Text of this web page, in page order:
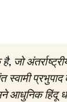
जो
स्वामी
आधुनिक हिंदू